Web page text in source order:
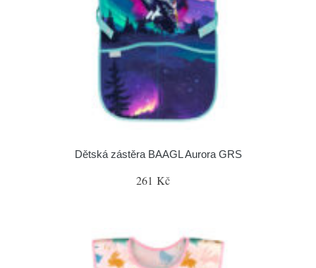
Dětská zástěra BAAGL Aurora GRS
261 Kč